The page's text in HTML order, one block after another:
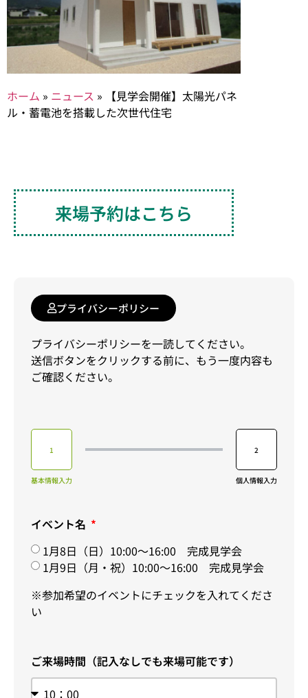
ホーム » ニュース » 【見学会開催】太陽光パネ
ル・蓄電池を搭載した次世代住宅
来場予約はこちら
プライバシーポリシー
プライバシーポリシーを一読してください。
送信ボタンをクリックする前に、もう一度内容も
ご確認ください。
1
基本情報入力
2
個人情報入力
イベント名
1月8日（日）10:00～16:00 完成見学会
1月9日（月・祝）10:00～16:00 完成見学会
※参加希望のイベントにチェックを入れてくださ
い
ご来場時間（記入なしでも来場可能です）